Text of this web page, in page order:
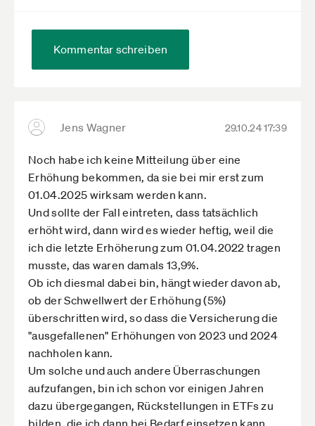
Kommentar schreiben
Jens Wagner 29.10.24 17:39
Noch habe ich keine Mitteilung über eine
Erhöhung bekommen, da sie bei mir erst zum
01.04.2025 wirksam werden kann.
Und sollte der Fall eintreten, dass tatsächlich
erhöht wird, dann wird es wieder heftig, weil die
ich die letzte Erhöherung zum 01.04.2022 tragen
musste, das waren damals 13,9%.
Ob ich diesmal dabei bin, hängt wieder davon ab,
ob der Schwellwert der Erhöhung (5%)
überschritten wird, so dass die Versicherung die
"ausgefallenen" Erhöhungen von 2023 und 2024
nachholen kann.
Um solche und auch andere Überraschungen
aufzufangen, bin ich schon vor einigen Jahren
dazu übergegangen, Rückstellungen in ETFs zu